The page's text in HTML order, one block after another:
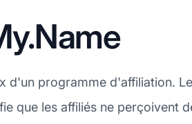
d'un programme d'affiliation.
que les affiliés ne perçoivent